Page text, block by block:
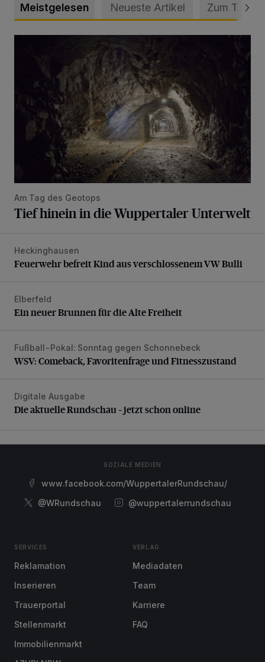
Meistgelesen Neueste Artikel Zum Thema
Am Tag des Geotops
Tief hinein in die Wuppertaler Unterwelt
Feuerwehr befreit Kind aus verschlossenem VW Bulli
Heckinghausen
Feuerwehr befreit Kind aus verschlossenem VW Bulli
Ein neuer Brunnen für die Alte Freiheit
Elberfeld
Ein neuer Brunnen für die Alte Freiheit
WSV: Comeback, Favoritenfrage und Fitnesszustand
Fußball-Pokal: Sonntag gegen Schonnebeck
WSV: Comeback, Favoritenfrage und Fitnesszustand
Die aktuelle Rundschau – jetzt schon online
Digitale Ausgabe
Die aktuelle Rundschau – jetzt schon online
SOZIALE MEDIEN
www.facebook.com/WuppertalerRundschau/
@WRundschau
@wuppertalerrundschau
SERVICES
Reklamation
Inserieren
Trauerportal
Stellenmarkt
Immobilienmarkt
VERLAG
Mediadaten
Team
Karriere
FAQ